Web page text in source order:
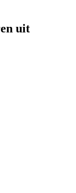
uit